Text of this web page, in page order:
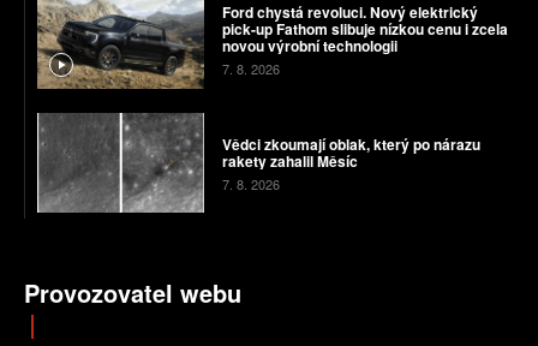
Ford chystá revoluci. Nový elektrický
pick-up Fathom slibuje nízkou cenu i zcela
novou výrobní technologii
7. 8. 2026
Vědci zkoumají oblak, který po nárazu
rakety zahalil Měsíc
7. 8. 2026
Provozovatel webu